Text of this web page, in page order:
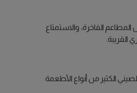
الفاخرة، والاستمتاع
القريبة.
الكثير من أنواع الأطعمة